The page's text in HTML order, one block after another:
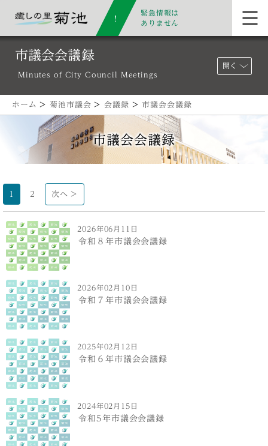
緊急情報は
ありません
市議会会議録
Minutes of City Council Meetings
開く
ホーム > 菊池市議会 >会議録 >市議会会議録
市議会会議録
1 2 次へ >
2026年06月11日
令和８年市議会会議録
2026年02月10日
令和７年市議会会議録
2025年02月12日
令和６年市議会会議録
2024年02月15日
令和5年市議会会議録